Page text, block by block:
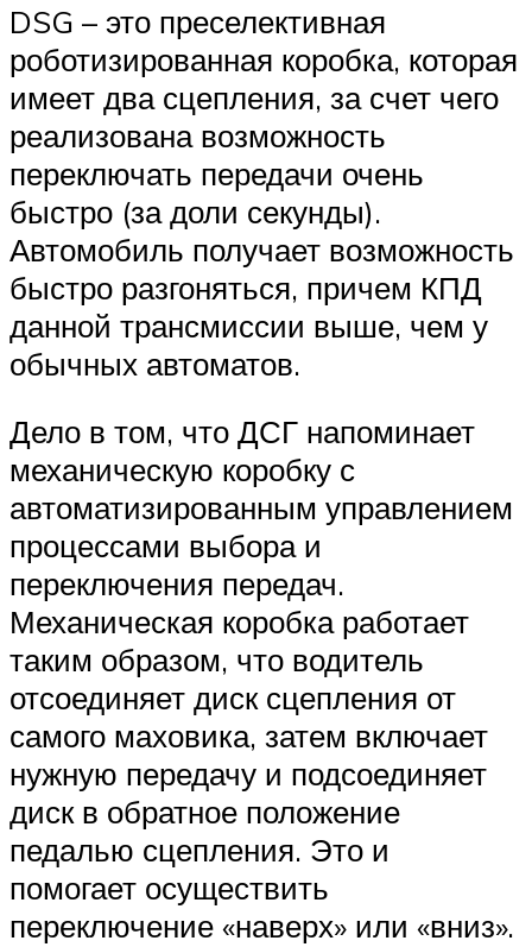
DSG – это преселективная
роботизированная коробка, которая
имеет два сцепления, за счет чего
реализована возможность
переключать передачи очень
быстро (за доли секунды).
Автомобиль получает возможность
быстро разгоняться, причем КПД
данной трансмиссии выше, чем у
обычных автоматов.
Дело в том, что ДСГ напоминает
механическую коробку с
автоматизированным управлением
процессами выбора и
переключения передач.
Механическая коробка работает
таким образом, что водитель
отсоединяет диск сцепления от
самого маховика, затем включает
нужную передачу и подсоединяет
диск в обратное положение
педалью сцепления. Это и
помогает осуществить
переключение «наверх» или «вниз».